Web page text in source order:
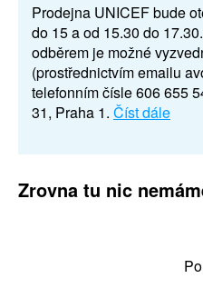
Prodejna UNICEF bude
do 15 a od 15.30 do
odběrem je možné
(prostřednictvím emailu
telefonním čísle 606 655
31, Praha 1. Číst dále
Zrovna tu nic